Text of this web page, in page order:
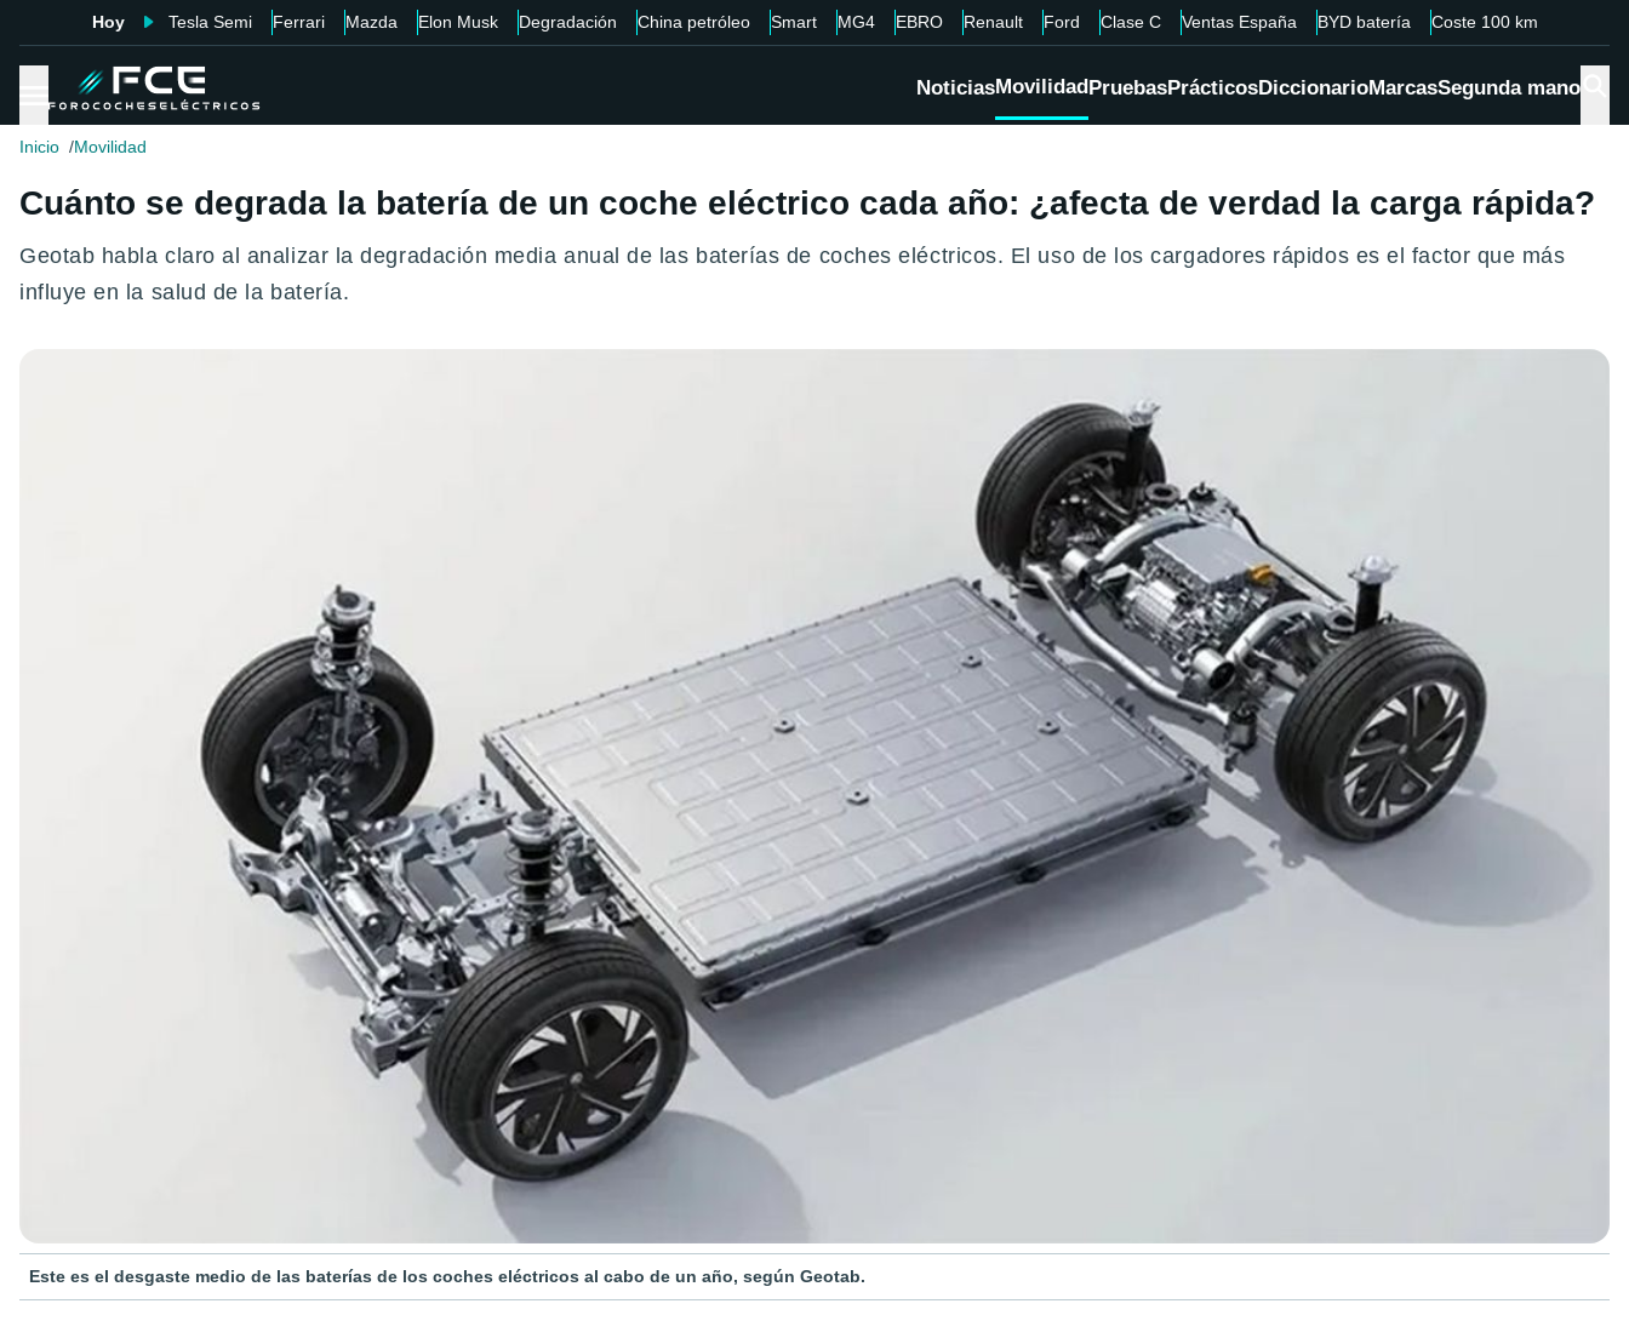
Hoy Tesla Semi Ferrari Mazda Elon Musk Degradación China petróleo Smart MG4 EBRO Renault Ford Clase C Ventas España BYD batería Coste 100 km
NoticiasMovilidadPruebasPrácticosDiccionarioMarcasSegunda mano
Inicio Movilidad
Cuánto se degrada la batería de un coche eléctrico cada año: ¿afecta de verdad la carga rápida?
Geotab habla claro al analizar la degradación media anual de las baterías de coches eléctricos. El uso de los cargadores rápidos es el factor que más
influye en la salud de la batería.
Este es el desgaste medio de las baterías de los coches eléctricos al cabo de un año, según Geotab.